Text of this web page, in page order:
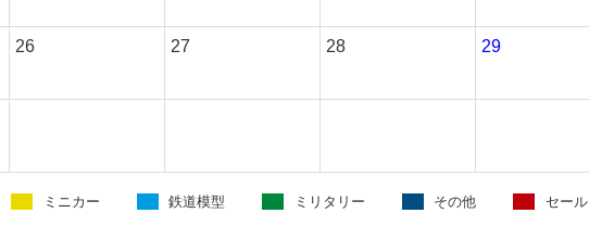
26 27 28 29
ミニカー 鉄道模型 ミリタリー その他 セール